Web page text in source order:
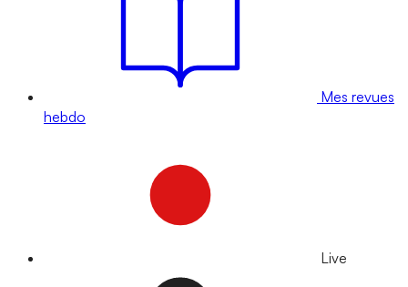
Mes revues
hebdo
Live